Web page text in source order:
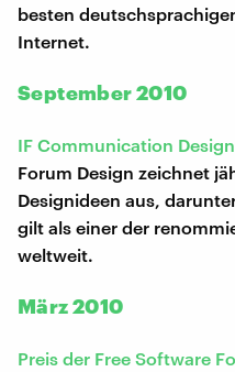
besten
Internet.
September 2010
IF Communication
Forum Design zeichnet
Designideen aus,
gilt als einer der
weltweit.
März 2010
Preis der Free Software